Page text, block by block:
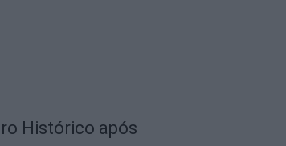
Histórico após